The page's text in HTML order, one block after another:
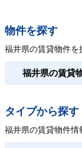
物件を探す
福井県の賃貸物件を
福井県の賃貸
タイプから探す
福井県の賃貸物件情